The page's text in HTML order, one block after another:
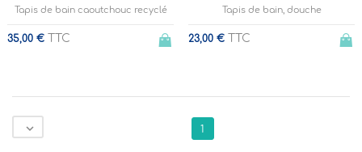
Tapis de bain caoutchouc recyclé
35,00 € TTC
Tapis de bain, douche
23,00 € TTC
 1